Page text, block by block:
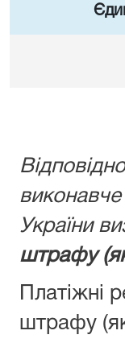
України
штрафу
Платіжні
штрафу